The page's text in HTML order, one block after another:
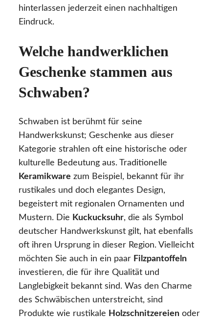
hinterlassen jederzeit einen nachhaltigen
Eindruck.
Welche handwerklichen
Geschenke stammen aus
Schwaben?
Schwaben ist berühmt für seine
Handwerkskunst; Geschenke aus dieser
Kategorie strahlen oft eine historische oder
kulturelle Bedeutung aus. Traditionelle
Keramikware zum Beispiel, bekannt für ihr
rustikales und doch elegantes Design,
begeistert mit regionalen Ornamenten und
Mustern. Die Kuckucksuhr, die als Symbol
deutscher Handwerkskunst gilt, hat ebenfalls
oft ihren Ursprung in dieser Region. Vielleicht
möchten Sie auch in ein paar Filzpantoffeln
investieren, die für ihre Qualität und
Langlebigkeit bekannt sind. Was den Charme
des Schwäbischen unterstreicht, sind
Produkte wie rustikale Holzschnitzereien oder